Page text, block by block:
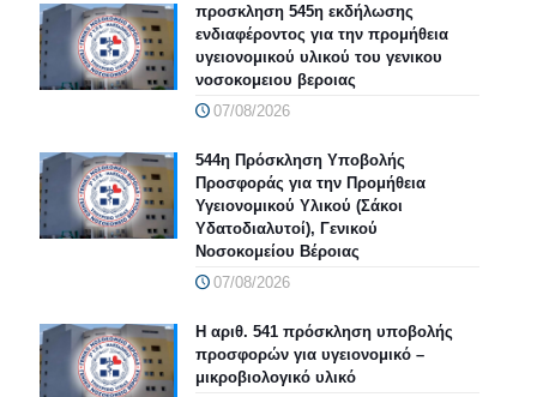
προσκληση 545η εκδήλωσης
ενδιαφέροντος για την προμήθεια
υγειονομικού υλικού του γενικου
νοσοκομειου βεροιας
07/08/2026
544η Πρόσκληση Υποβολής
Προσφοράς για την Προμήθεια
Υγειονομικού Υλικού (Σάκοι
Υδατοδιαλυτοί), Γενικού
Νοσοκομείου Βέροιας
07/08/2026
Η αριθ. 541 πρόσκληση υποβολής
προσφορών για υγειονομικό –
μικροβιολογικό υλικό